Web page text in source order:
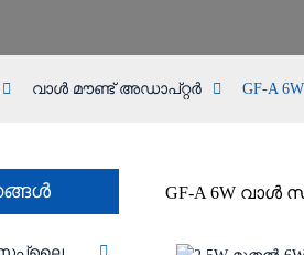
വാൾ മൗണ്ട് അഡാപ്റ്റർ GF-A
GF-A 6W വാൾ